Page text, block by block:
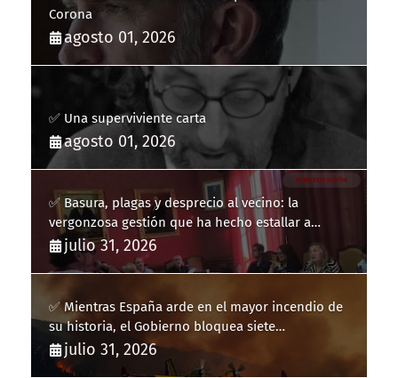
Corona
agosto 01, 2026
✅ Una superviviente carta
agosto 01, 2026
✅ Basura, plagas y desprecio al vecino: la
vergonzosa gestión que ha hecho estallar a
Llucmajor
julio 31, 2026
✅ Mientras España arde en el mayor incendio de
su historia, el Gobierno bloquea siete
hidroaviones por "ahorrarse" dinero
julio 31, 2026